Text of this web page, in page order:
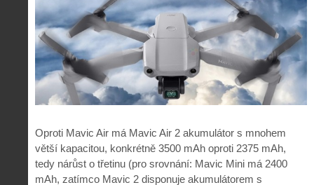
Oproti Mavic Air má Mavic Air 2 akumulátor s mnohem
větší kapacitou, konkrétně 3500 mAh oproti 2375 mAh,
tedy nárůst o třetinu (pro srovnání: Mavic Mini má 2400
mAh, zatímco Mavic 2 disponuje akumulátorem s